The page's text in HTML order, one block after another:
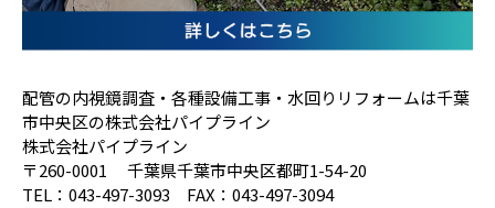
配管の内視鏡調査・各種設備工事・水回りリフォームは千葉
市中央区の株式会社パイプライン
株式会社パイプライン
〒260-0001 千葉県千葉市中央区都町1-54-20
TEL：043-497-3093 FAX：043-497-3094